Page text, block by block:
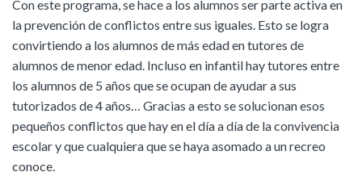
Con este programa, se hace a los alumnos ser parte activa en
la prevención de conflictos entre sus iguales. Esto se logra
convirtiendo a los alumnos de más edad en tutores de
alumnos de menor edad. Incluso en infantil hay tutores entre
los alumnos de 5 años que se ocupan de ayudar a sus
tutorizados de 4 años… Gracias a esto se solucionan esos
pequeños conflictos que hay en el día a día de la convivencia
escolar y que cualquiera que se haya asomado a un recreo
conoce.